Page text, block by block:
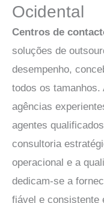
Ocidental
Centros de
soluções de
desempenho,
todos os
agências
agentes
consultoria
operacional e a
dedicam-se a
fiável e consistente